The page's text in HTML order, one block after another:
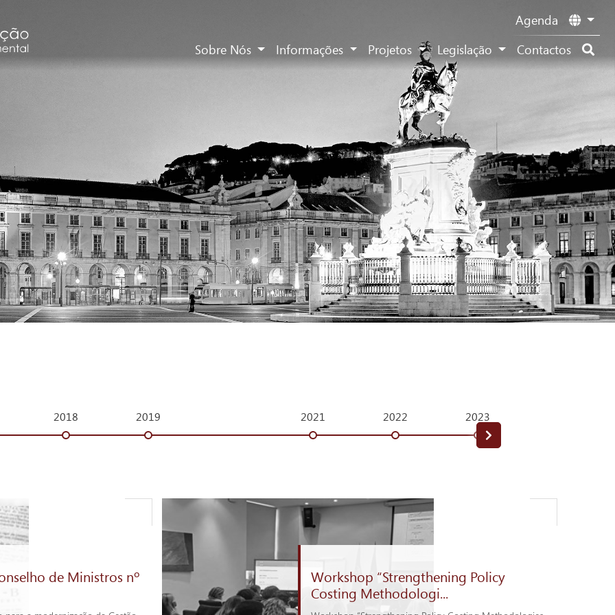
Agenda
Sobre Nós
Informações Projetos Legislação Contactos
2018 2019 2021 2022 2023
de Ministros nº
Workshop “Strengthening Policy
Costing Methodologi...